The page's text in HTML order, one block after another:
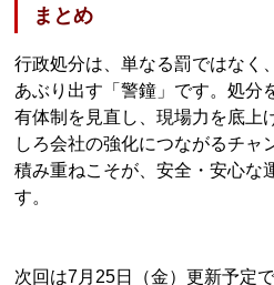
まとめ
行政処分は、単なる罰ではなく
あぶり出す「警鐘」です。処分
有体制を見直し、現場力を底上
しろ会社の強化につながるチャ
積み重ねこそが、安全・安心な
す。
次回は7月25日（金）更新予定で